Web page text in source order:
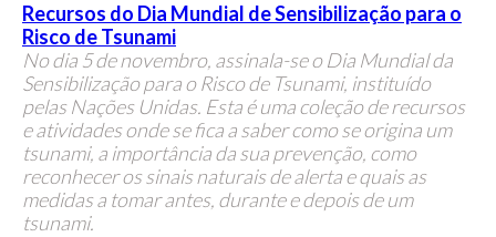
Recursos do Dia Mundial de Sensibilização para o
Risco de Tsunami
No dia 5 de novembro, assinala-se o Dia Mundial da
Sensibilização para o Risco de Tsunami, instituído
pelas Nações Unidas. Esta é uma coleção derecursos
e atividades onde se fica a saber como se origina um
tsunami, a importância da sua prevenção, como
reconhecer os sinais naturais de alerta e quais as
medidas a tomar antes, durante e depois de um
tsunami.